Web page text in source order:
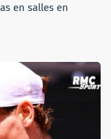
en salles en